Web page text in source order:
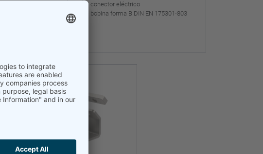
conector eléctrico
bobina forma B DIN EN 175301-803